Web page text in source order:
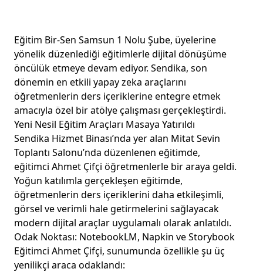
Eğitim Bir-Sen Samsun 1 Nolu Şube, üyelerine
yönelik düzenlediği eğitimlerle dijital dönüşüme
öncülük etmeye devam ediyor. Sendika, son
dönemin en etkili yapay zeka araçlarını
öğretmenlerin ders içeriklerine entegre etmek
amacıyla özel bir atölye çalışması gerçekleştirdi.
Yeni Nesil Eğitim Araçları Masaya Yatırıldı
Sendika Hizmet Binası’nda yer alan Mitat Sevin
Toplantı Salonu’nda düzenlenen eğitimde,
eğitimci Ahmet Çifçi öğretmenlerle bir araya geldi.
Yoğun katılımla gerçekleşen eğitimde,
öğretmenlerin ders içeriklerini daha etkileşimli,
görsel ve verimli hale getirmelerini sağlayacak
modern dijital araçlar uygulamalı olarak anlatıldı.
Odak Noktası: NotebookLM, Napkin ve Storybook
Eğitimci Ahmet Çifçi, sunumunda özellikle şu üç
yenilikçi araca odaklandı: